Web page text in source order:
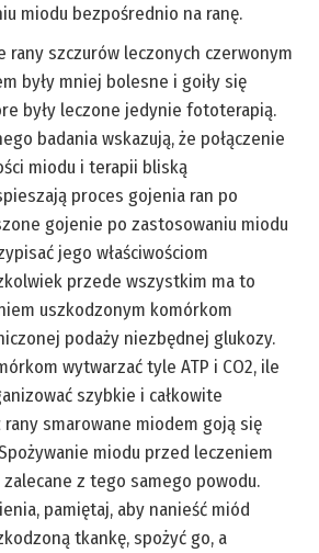
miodu bezpośrednio na ranę.
rany szczurów leczonych czerwonym
były mniej bolesne i goiły się
były leczone jedynie fototerapią.
badania wskazują, że połączenie
miodu i terapii bliską
proces gojenia ran po
gojenie po zastosowaniu miodu
jego właściwościom
przede wszystkim ma to
uszkodzonym komórkom
podaży niezbędnej glukozy.
wytwarzać tyle ATP i CO2, ile
szybkie i całkowite
smarowane miodem goją się
miodu przed leczeniem
z tego samego powodu.
pamiętaj, aby nanieść miód
tkankę, spożyć go, a